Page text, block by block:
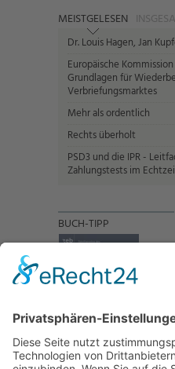
MEISTGELESEN
Dr. Louis Hagen, Jan
Europäische
Grundlagen für
Verbriefungsmarktes
Mehr als ordentlich
Rechts überholt
PSD3 und die IPR -
Zahlungstests im
BUCH-TIPP